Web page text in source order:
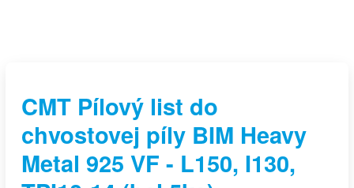
CMT Pílový list do
chvostovej píly BIM Heavy
Metal 925 VF - L150, I130,